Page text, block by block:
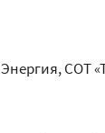
СОТ